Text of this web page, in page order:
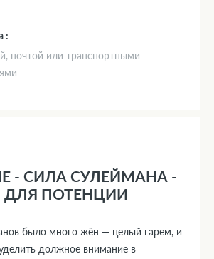
:
почтой или транспортными
- СИЛА СУЛЕЙМАНА -
ПОТЕНЦИИ
было много жён — целый гарем, и
должное внимание в